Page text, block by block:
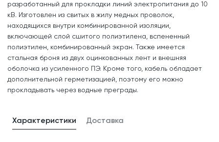
разработанный для прокладки линий электропитания до 10
кВ. Изготовлен из свитых в жилу медных проволок,
находящихся внутри комбинированной изоляции,
включающей слой сшитого полиэтилена, вспененный
полиэтилен, комбинированный экран. Также имеется
стальная броня из двух оцинкованных лент и внешняя
оболочка из усиленного ПЭ. Кроме того, кабель обладает
дополнительной герметизацией, поэтому его можно
прокладывать через водные преграды.
Характеристики Доставка